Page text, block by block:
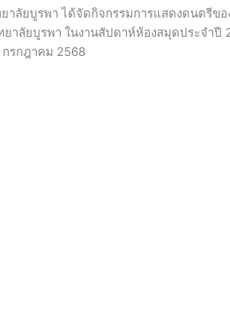
าลัยบูรพา ได้จัดกิจกรรมการแสดงดนตรีข
ยาลัยบูรพา ในงานสัปดาห์ห้องสมุดประจำปี
กรกฎาคม 2568